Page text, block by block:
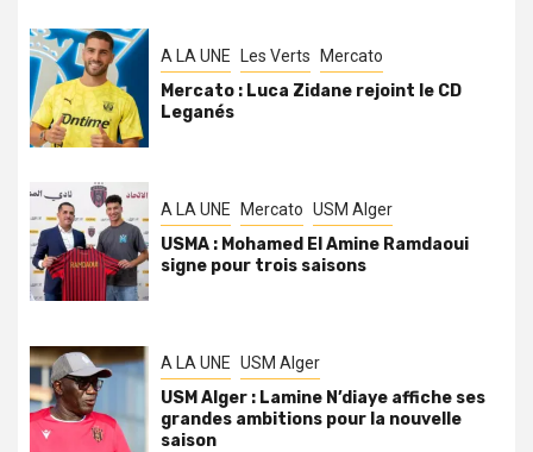
A LA UNE Les Verts Mercato
Mercato : Luca Zidane rejoint le CD
Leganés
A LA UNE Mercato USM Alger
USMA : Mohamed El Amine Ramdaoui
signe pour trois saisons
A LA UNE USM Alger
USM Alger : Lamine N’diaye affiche ses
grandes ambitions pour la nouvelle
saison